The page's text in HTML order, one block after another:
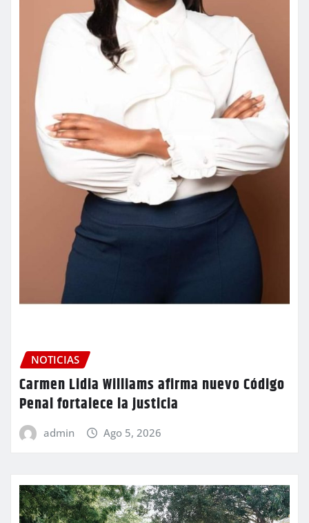
NOTICIAS
Carmen Lidia Williams afirma nuevo Código
Penal fortalece la justicia
admin Ago 5, 2026